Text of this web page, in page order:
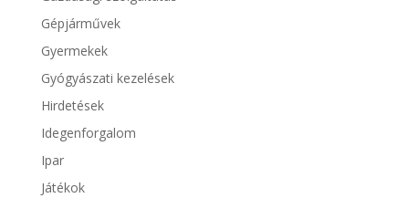
Gépjárművek
Gyermekek
Gyógyászati kezelések
Hirdetések
Idegenforgalom
Ipar
Játékok